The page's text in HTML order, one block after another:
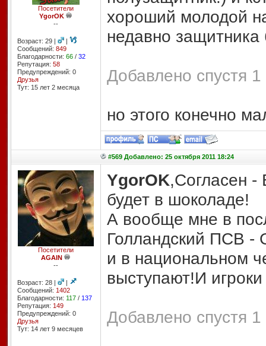
Посетители
YgorOK
--
Возраст: 29 |
|
Сообщений: 849
Благодарности: 66/ 32
Репутация: 58
Предупреждений: 0
Друзья
Тут: 15 лет 2 месяцa
хороший молодой
недавно
Добавлено спустя
но этого конечно
#569 Добавлено: 25 октября 2011 18:24
Посетители
AGAIN
--
Возраст: 28 |
|
Сообщений: 1402
Благодарности: 117/ 137
Репутация: 149
Предупреждений: 0
Друзья
Тут: 14 лет 9 месяцев
YgorOK,Согласен -
будет в шоколаде!
А вообще мне в
Голландский ПСВ -
и в национальном
выступают!И
Добавлено спустя